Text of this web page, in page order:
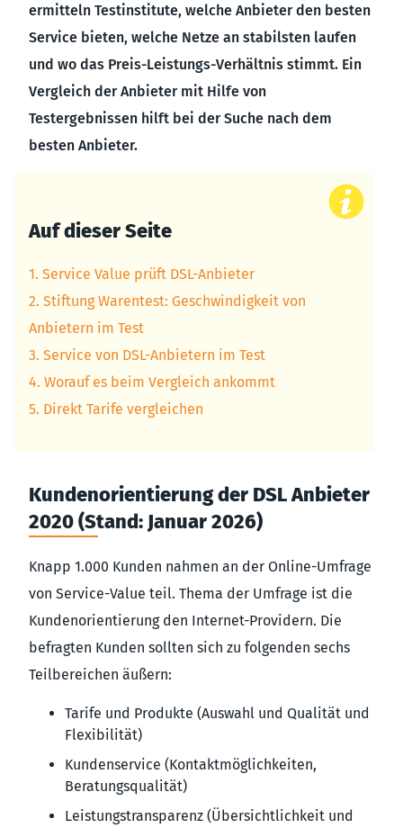
ermitteln Testinstitute, welche Anbieter den besten
Service bieten, welche Netze an stabilsten laufen
und wo das Preis-Leistungs-Verhältnis stimmt. Ein
Vergleich der Anbieter mit Hilfe von
Testergebnissen hilft bei der Suche nach dem
besten Anbieter.
Auf dieser Seite
1. Service Value prüft DSL-Anbieter
2. Stiftung Warentest: Geschwindigkeit von
Anbietern im Test
3. Service von DSL-Anbietern im Test
4. Worauf es beim Vergleich ankommt
5. Direkt Tarife vergleichen
Kundenorientierung der DSL Anbieter
2020 (Stand: Januar 2026)
Knapp 1.000 Kunden nahmen an der Online-Umfrage
von Service-Value teil. Thema der Umfrage ist die
Kundenorientierung den Internet-Providern. Die
befragten Kunden sollten sich zu folgenden sechs
Teilbereichen äußern:
Tarife und Produkte (Auswahl und Qualität und
Flexibilität)
Kundenservice (Kontaktmöglichkeiten,
Beratungsqualität)
Leistungstransparenz (Übersichtlichkeit und